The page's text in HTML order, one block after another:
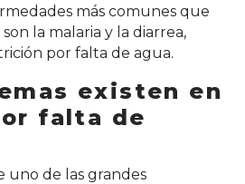
más comunes que
la malaria y la diarrea,
por falta de agua.
existen en
falta de
uno de las grandes